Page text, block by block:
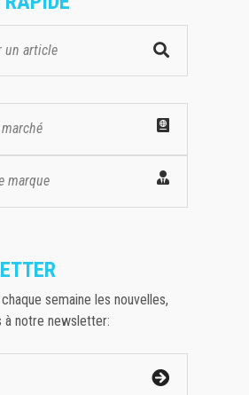
marque
semaine les nouvelles,
à notre newsletter: